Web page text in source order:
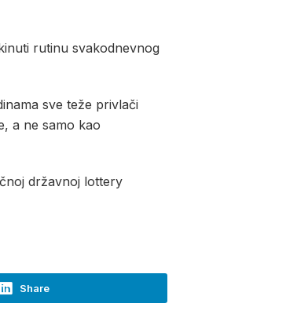
rutinu svakodnevnog
sve teže privlači
a ne samo kao
državnoj lottery
Share